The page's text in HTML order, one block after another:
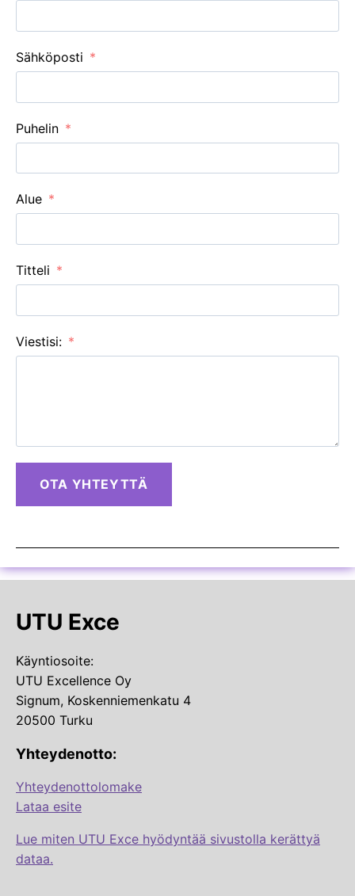
Sähköposti
Puhelin
Alue
Titteli
Viestisi:
OTA YHTEYTTÄ
UTU Exce
Käyntiosoite:
UTU Excellence Oy
Signum, Koskenniemenkatu 4
20500 Turku
Yhteydenotto:
Yhteydenottolomake
Lataa esite
Lue miten UTU Exce hyödyntää sivustolla kerättyä
dataa.